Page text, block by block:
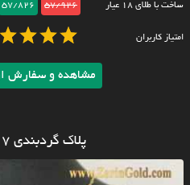
ساخت با طلای ۱۸ عیار 57/926
57/826
امتیاز کاربران
مشاهده و سفارش
پلاک گردبندی ۷ اسم خانواده